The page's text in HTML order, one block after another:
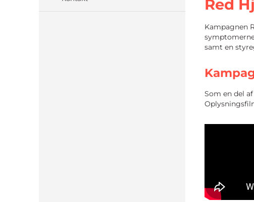
Red
Kampagnen
samt en
Som en del